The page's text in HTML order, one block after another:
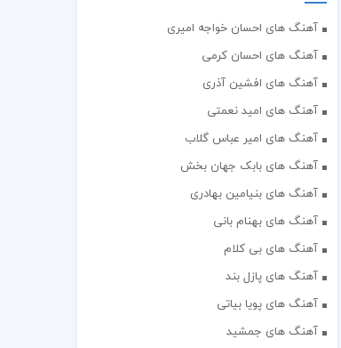
آهنگ های احسان خواجه امیری
آهنگ های احسان کرمی
آهنگ های افشین آذری
آهنگ های امید نعمتی
آهنگ های امیر عباس گلاب
آهنگ های بابک جهان بخش
آهنگ های بنیامین بهادری
آهنگ های بهنام بانی
آهنگ های بی کلام
آهنگ های پازل بند
آهنگ های پویا بیاتی
آهنگ های جمشید